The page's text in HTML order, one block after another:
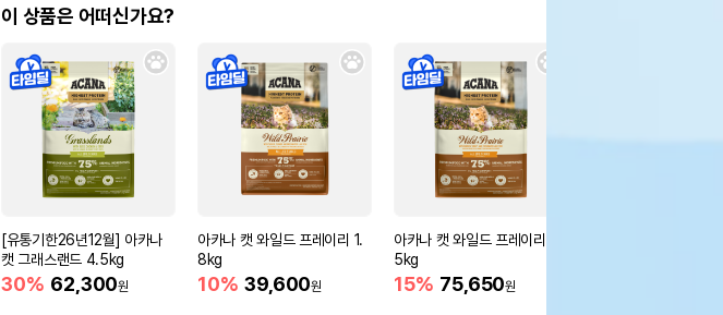
이 상품은 어떠신가요?
[유통기한26년12월] 아카나
캣 그래스랜드 4.5kg
30% 62,300원
아카나 캣 와일드 프레이리 1.
8kg
10% 39,600원
아카나 캣 와일드 프레이리 4.
5kg
15% 75,650원